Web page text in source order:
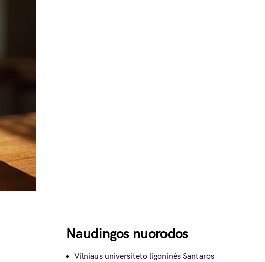
Naudingos nuorodos
Vilniaus universiteto ligoninės Santaros